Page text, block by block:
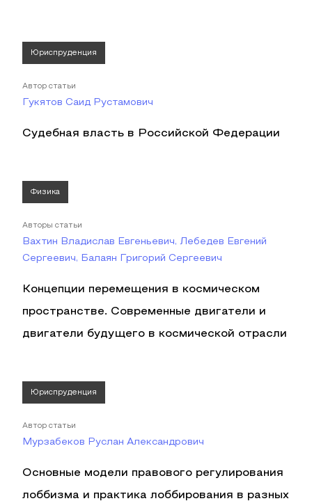
Юриспруденция
Автор статьи
Гукятов Саид Рустамович
Судебная власть в Российской Федерации
Физика
Авторы статьи
Вахтин Владислав Евгеньевич, Лебедев Евгений
Сергеевич, Балаян Григорий Сергеевич
Концепции перемещения в космическом
пространстве. Современные двигатели и
двигатели будущего в космической отрасли
Юриспруденция
Автор статьи
Мурзабеков Руслан Александрович
Основные модели правового регулирования
лоббизма и практика лоббирования в разных